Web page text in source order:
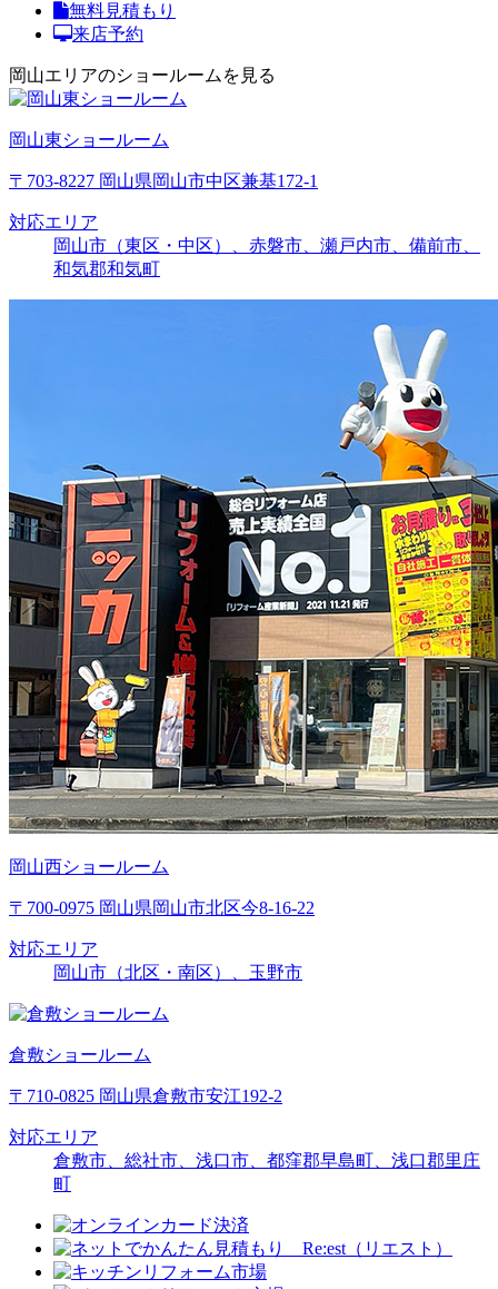
無料見積もり
来店予約
岡山エリアのショールームを見る
岡山東ショールーム
〒703-8227 岡山県岡山市中区兼基172-1
対応エリア
岡山市（東区・中区）、赤磐市、瀬戸内市、備前市、
和気郡和気町
岡山西ショールーム
〒700-0975 岡山県岡山市北区今8-16-22
対応エリア
岡山市（北区・南区）、玉野市
倉敷ショールーム
〒710-0825 岡山県倉敷市安江192-2
対応エリア
倉敷市、総社市、浅口市、都窪郡早島町、浅口郡里庄
町